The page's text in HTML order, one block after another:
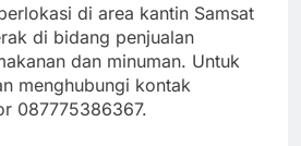
di area kantin Samsat
di bidang penjualan
dan minuman. Untuk
menghubungi kontak
087775386367.